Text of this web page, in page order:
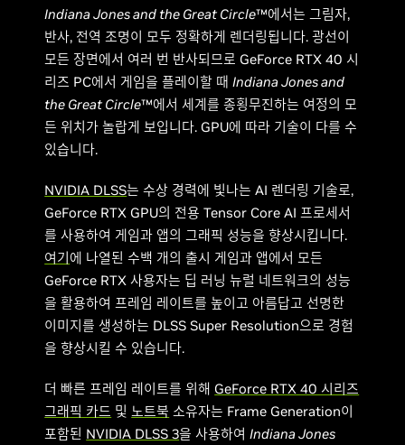
Indiana Jones and the Great Circle™에서는 그림자,
반사, 전역 조명이 모두 정확하게 렌더링됩니다. 광선이
모든 장면에서 여러 번 반사되므로 GeForce RTX 40 시
리즈 PC에서 게임을 플레이할 때 Indiana Jones and
the Great Circle™에서 세계를 종횡무진하는 여정의 모
든 위치가 놀랍게 보입니다. GPU에 따라 기술이 다를 수
있습니다.
NVIDIA DLSS는 수상 경력에 빛나는 AI 렌더링 기술로,
GeForce RTX GPU의 전용 Tensor Core AI 프로세서
를 사용하여 게임과 앱의 그래픽 성능을 향상시킵니다.
여기에 나열된 수백 개의 출시 게임과 앱에서 모든
GeForce RTX 사용자는 딥 러닝 뉴럴 네트워크의 성능
을 활용하여 프레임 레이트를 높이고 아름답고 선명한
이미지를 생성하는 DLSS Super Resolution으로 경험
을 향상시킬 수 있습니다.
더 빠른 프레임 레이트를 위해 GeForce RTX 40 시리즈
그래픽 카드 및 노트북 소유자는 Frame Generation이
포함된 NVIDIA DLSS 3을 사용하여 Indiana Jones